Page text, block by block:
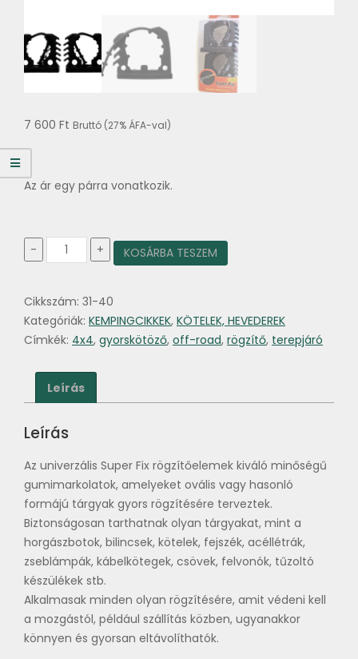
7 600 Ft Bruttó (27% ÁFA-val)
Az ár egy párra vonatkozik.
-
Gyors
rögzítő
31-
40
mm
mennyiség
+ KOSÁRBA TESZEM
Cikkszám: 31-40
Kategóriák: KEMPINGCIKKEK, KÖTELEK, HEVEDEREK
Címkék: 4x4, gyorskötöző, off-road, rögzítő, terepjáró
Leírás
Leírás
Az univerzális Super Fix rögzítőelemek kiváló minőségű
gumimarkolatok, amelyeket ovális vagy hasonló
formájú tárgyak gyors rögzítésére terveztek.
Biztonságosan tarthatnak olyan tárgyakat, mint a
horgászbotok, bilincsek, kötelek, fejszék, acéllétrák,
zseblámpák, kábelkötegek, csövek, felvonók, tűzoltó
készülékek stb.
Alkalmasak minden olyan rögzítésére, amit védeni kell
a mozgástól, például szállítás közben, ugyanakkor
könnyen és gyorsan eltávolíthatók.